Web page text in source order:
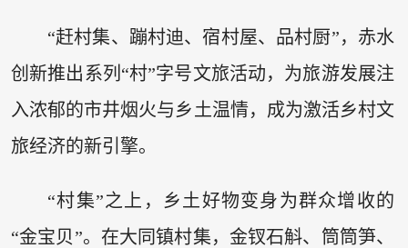
“赶村集、蹦村迪、宿村屋、品村厨”，赤水
创新推出系列“村”字号文旅活动，为旅游发展注
入浓郁的市井烟火与乡土温情，成为激活乡村文
旅经济的新引擎。
“村集”之上，乡土好物变身为群众增收的
“金宝贝”。在大同镇村集，金钗石斛、筒筒笋、